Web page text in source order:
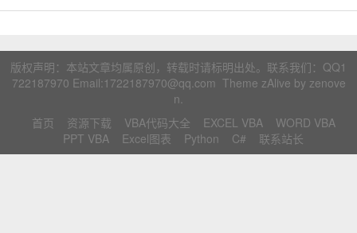
版权声明：本站文章均属原创，转载时请标明出处。联系我们： QQ1
722187970 Email:1722187970@qq.com Theme zAlive by zenove
n.
首页
资源下载 VBA代码大全 EXCEL VBA
WORD VBA
PPT VBA
Excel图表 Python C# 联系站长